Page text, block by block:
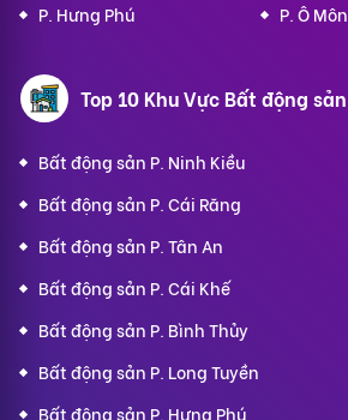
P. Hưng Phú
P. Ô Môn
Top 10 Khu Vực Bất động sản
Bất động sản P. Ninh Kiều
Bất động sản P. Cái Răng
Bất động sản P. Tân An
Bất động sản P. Cái Khế
Bất động sản P. Bình Thủy
Bất động sản P. Long Tuyền
Bất động sản P. Hưng Phú